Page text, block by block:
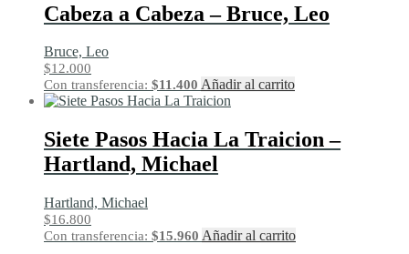
Cabeza a Cabeza – Bruce, Leo
Bruce, Leo
$12.000
Con transferencia: $11.400 Añadir al carrito
Siete Pasos Hacia La Traicion –
Hartland, Michael
Hartland, Michael
$16.800
Con transferencia: $15.960 Añadir al carrito